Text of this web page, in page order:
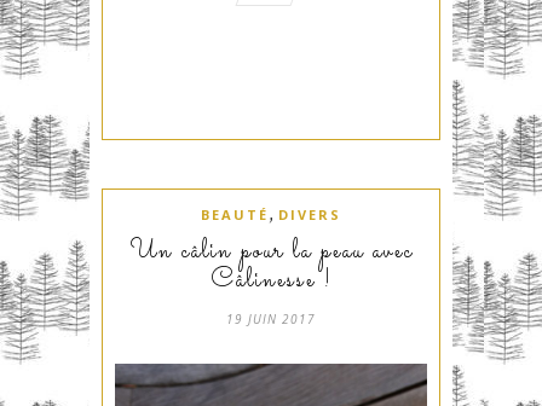
BEAUTÉ , DIVERS
Un câlin pour la peau avec
Câlinesse !
19 JUIN 2017